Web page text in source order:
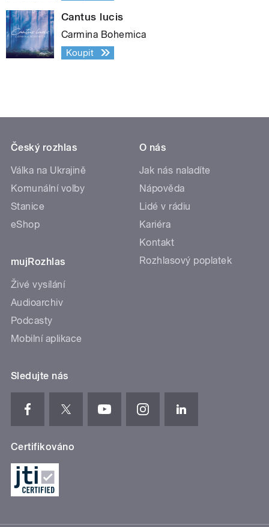
Cantus lucis
Carmina Bohemica
Koupit
Český rozhlas
Válka na Ukrajině
Komunální volby
Stanice
eShop
mujRozhlas
Živé vysílání
Audioarchiv
Podcasty
Mobilní aplikace
O nás
Jak nás naladíte
Nápověda
Lidé v rádiu
Kariéra
Kontakt
Rozhlasový poplatek
Sledujte nás
Certifikováno